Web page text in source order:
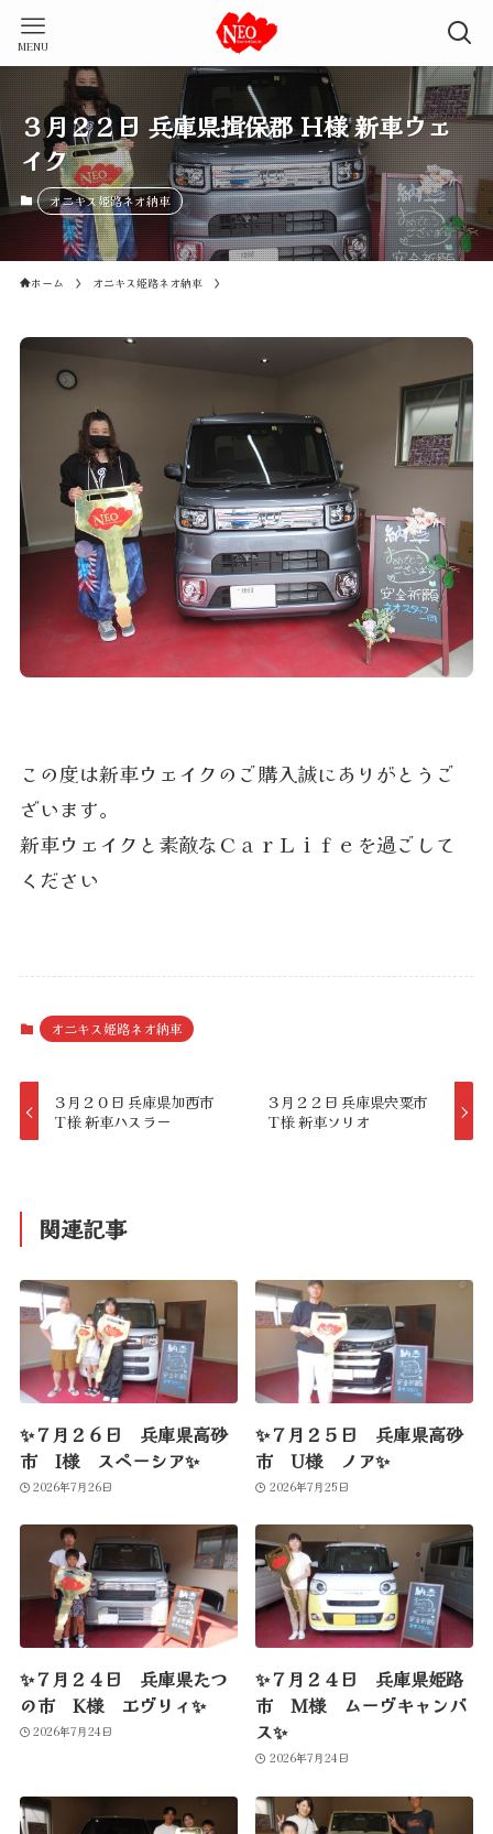
MENU
３月２２日 兵庫県揖保郡 Ｈ様 新車ウェ
イク
オニキス姫路ネオ納車
ホーム オニキス姫路ネオ納車
この度は新車ウェイクのご購入誠にありがとうご
ざいます。
新車ウェイクと素敵なＣａｒＬｉｆｅを過ごして
ください
オニキス姫路ネオ納車
３月２０日 兵庫県加西市
Ｔ様 新車ハスラー
３月２２日 兵庫県宍粟市
Ｔ様 新車ソリオ
関連記事
✨７月２６日 兵庫県高砂
市 I様 スペーシア✨
2026年7月26日
✨７月２５日 兵庫県高砂
市 U様 ノア✨
2026年7月25日
✨７月２４日 兵庫県たつ
の市 K様 エヴリィ✨
2026年7月24日
✨７月２４日 兵庫県姫路
市 M様 ムーヴキャンバ
ス✨
2026年7月24日